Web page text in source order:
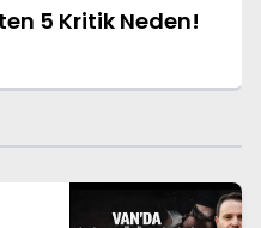
5 Kritik Neden!